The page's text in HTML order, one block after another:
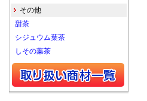
その他
甜茶
シジュウム葉茶
しその葉茶